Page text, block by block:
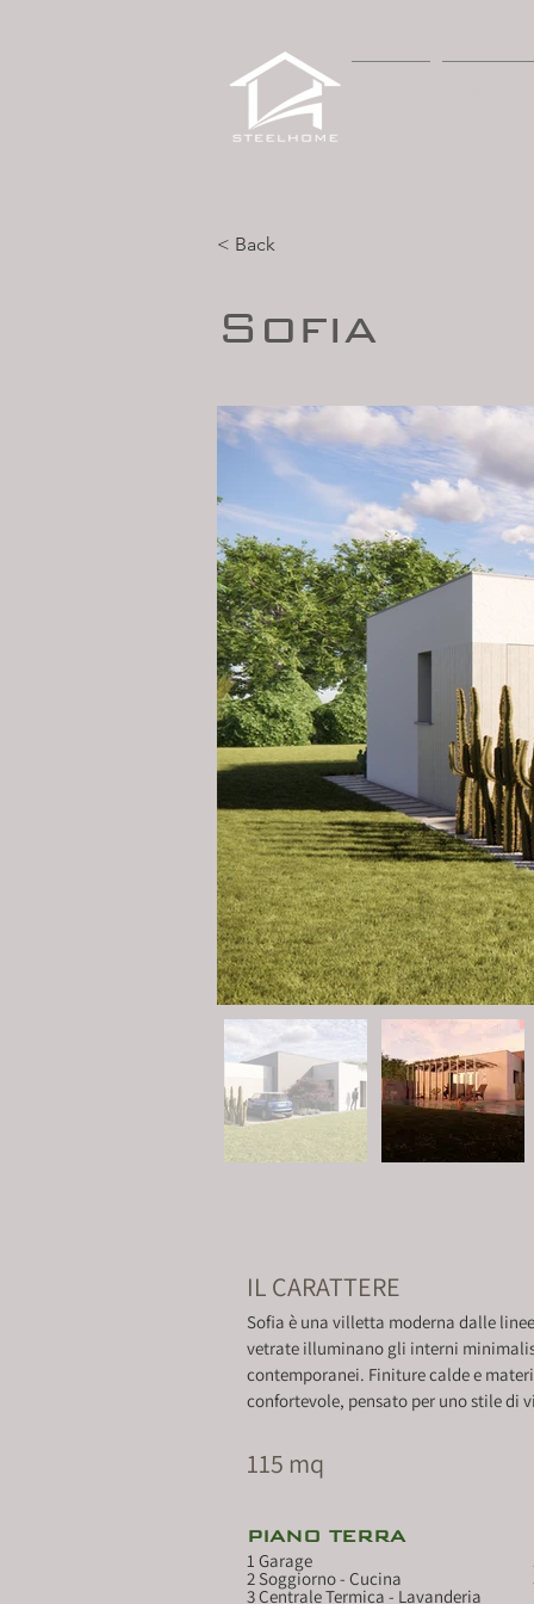
< Back
Sofia
IL CARATTERE
Sofia è una villetta moderna dalle
vetrate illuminano gli interni
contemporanei. Finiture calde e
confortevole, pensato per uno stile di
115 mq
PIANO TERRA